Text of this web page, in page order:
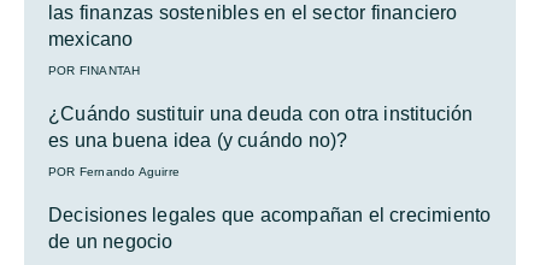
las finanzas sostenibles en el sector financiero
mexicano
POR FINANTAH
¿Cuándo sustituir una deuda con otra institución
es una buena idea (y cuándo no)?
POR Fernando Aguirre
Decisiones legales que acompañan el crecimiento
de un negocio